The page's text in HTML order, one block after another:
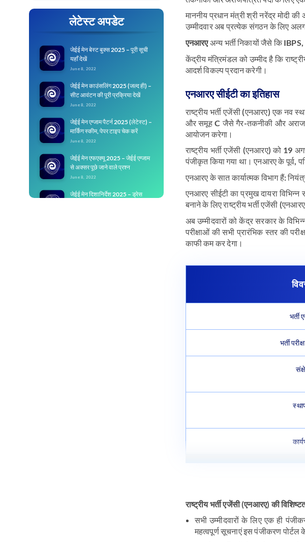
लेटेस्ट अपडेट
जेईई मेन बेस्ट बुक्स 2025 – पूरी सूची
यहाँ देखें
June 8, 2022
जेईई मेन काउंसलिंग 2025 (जल्द ही) –
सीट आवंटन की पूरी प्रक्रिया देखें
June 8, 2022
जेईई मेन एग्जाम पैटर्न 2025 (लेटेस्ट) –
मार्किंग स्कीम, पेपर टाइप चेक करें
June 8, 2022
जेईई मेन एफएक्यू 2025 – जेईई एग्जाम
से अक्सर पूछे जाने वाले प्रश्न
June 8, 2022
जेईई मेन दिशानिर्देश 2025 – ड्रेस
माननीय प्रधान मंत्री श्री नरेंद्र मोदी की
उम्मीदवार अब प्रत्येक संगठन के लिए अलग
एनआरएअन्य भर्ती निकायों जैसे कि IBPS,
केंद्रीय मंत्रिमंडल को उम्मीद है कि
आदर्श विकल्प प्रदान करेगी।
एनआरए सीईटी का इतिहास
राष्ट्रीय भर्ती एजेंसी (एनआरए) एक नव
और समूह C जैसे गैर-तकनीकी और
आयोजन करेगा।
राष्ट्रीय भर्ती एजेंसी (एनआरए) को
पंजीकृत किया गया था। एनआरए के पूर्व,
एनआरए के सात कार्यात्मक विभाग हैं:
एनआरए सीईटी का प्रमुख दायरा
बनाने के लिए राष्ट्रीय भर्ती एजेंसी
अब उम्मीदवारों को केंद्र सरकार के
परीक्षाओं की सभी प्रारंभिक स्तर की
काफी कम कर देगा।
भर्ती
भर्ती
राष्ट्रीय भर्ती एजेंसी (एनआरए) की
सभी उम्मीदवारों के लिए एक ही
महत्वपूर्ण सूचनाएं इस पंजीकरण पोर्टल